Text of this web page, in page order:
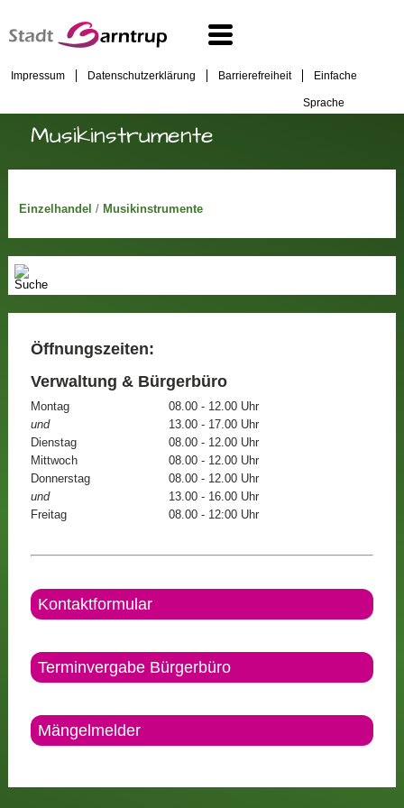
Impressum Datenschutzerklärung Barrierefreiheit Einfache
Sprache
Musikinstrumente
Einzelhandel/ Musikinstrumente
Öffnungszeiten:
Verwaltung & Bürgerbüro
Montag
08.00 - 12.00 Uhr
und
13.00 - 17.00 Uhr
Dienstag
08.00 - 12.00 Uhr
Mittwoch
08.00 - 12.00 Uhr
Donnerstag
08.00 - 12.00 Uhr
und
13.00 - 16.00 Uhr
Freitag
08.00 - 12:00 Uhr
Kontaktformular
Terminvergabe Bürgerbüro
Mängelmelder